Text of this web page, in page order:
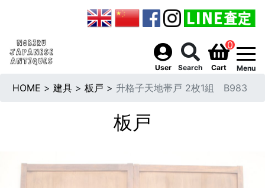
User Search
0
Cart Menu
HOME > 建具 > 板戸 > 升格子天地帯戸 2枚1組 B983
板戸